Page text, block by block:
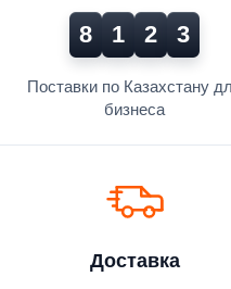
8 1 2 3
Поставки по Казахстану
бизнеса
Доставка